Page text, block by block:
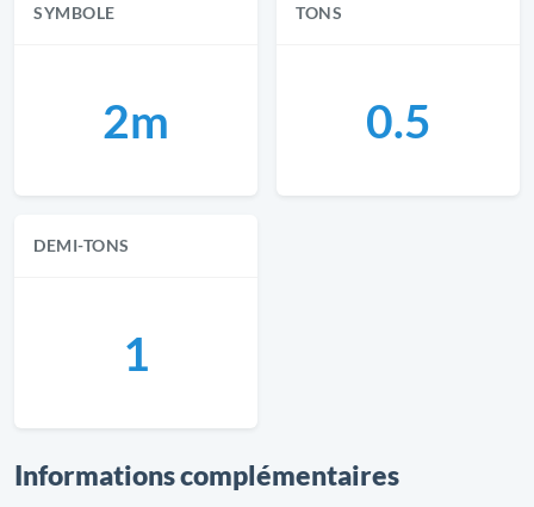
SYMBOLE
2m
TONS
0.5
DEMI-TONS
1
Informations complémentaires